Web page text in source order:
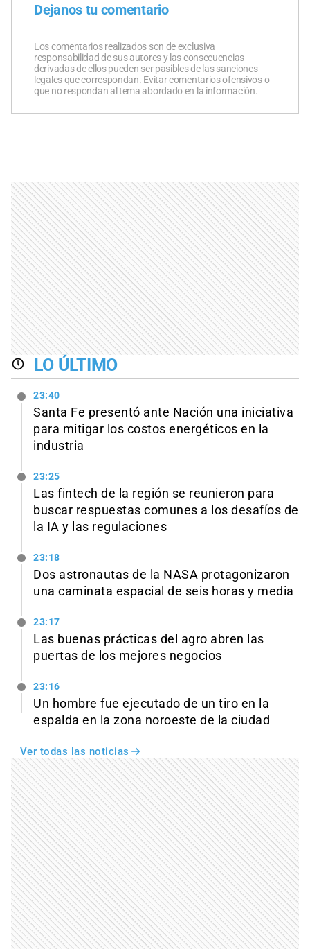
Dejanos tu comentario
Los comentarios realizados son de exclusiva
responsabilidad de sus autores y las consecuencias
derivadas de ellos pueden ser pasibles de las sanciones
legales que correspondan. Evitar comentarios ofensivos o
que no respondan al tema abordado en la información.
LO ÚLTIMO
23:40
Santa Fe presentó ante Nación una iniciativa
para mitigar los costos energéticos en la
industria
23:25
Las fintech de la región se reunieron para
buscar respuestas comunes a los desafíos de
la IA y las regulaciones
23:18
Dos astronautas de la NASA protagonizaron
una caminata espacial de seis horas y media
23:17
Las buenas prácticas del agro abren las
puertas de los mejores negocios
23:16
Un hombre fue ejecutado de un tiro en la
espalda en la zona noroeste de la ciudad
Ver todas las noticias